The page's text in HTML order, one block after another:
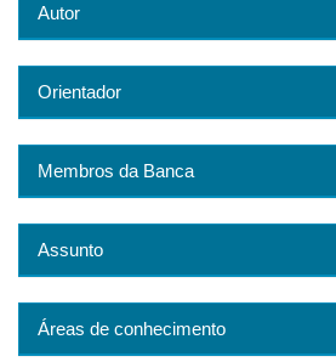
Autor
Orientador
Membros da Banca
Assunto
Áreas de conhecimento